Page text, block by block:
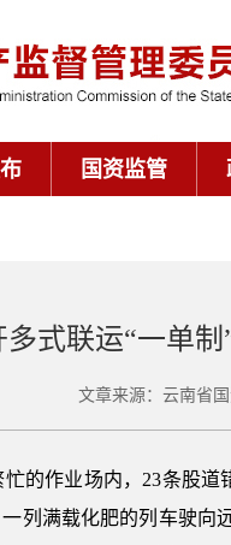
国资监管
式联运“一单
文章来源：云南省
作业场内，23条股道
满载化肥的列车驶向